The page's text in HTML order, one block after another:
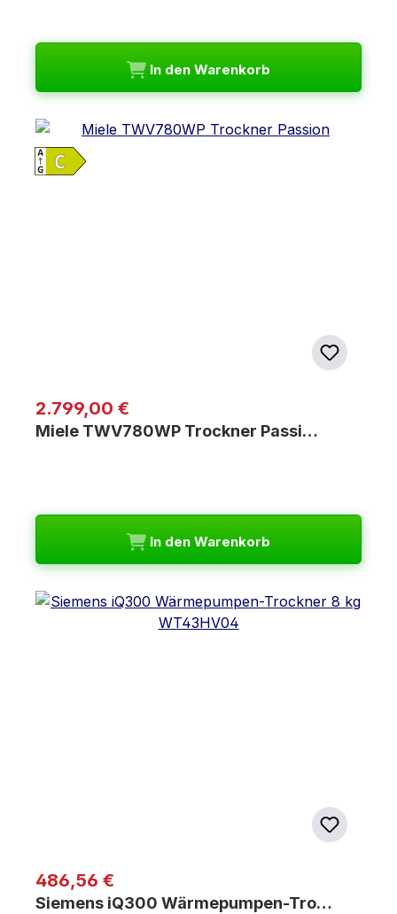
In den Warenkorb
Regulärer Preis:
2.799,00 €
Miele TWV780WP Trockner Passi…
In den Warenkorb
Regulärer Preis:
486,56 €
Siemens iQ300 Wärmepumpen-Tro…